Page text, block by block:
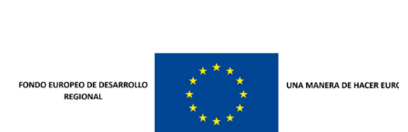
Distribuidores
imagen